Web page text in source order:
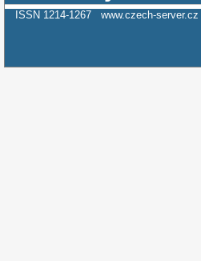
ISSN 1214-1267 www.czech-server.cz